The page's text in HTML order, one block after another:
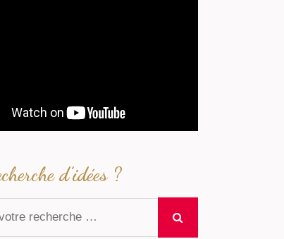
d’idées ?